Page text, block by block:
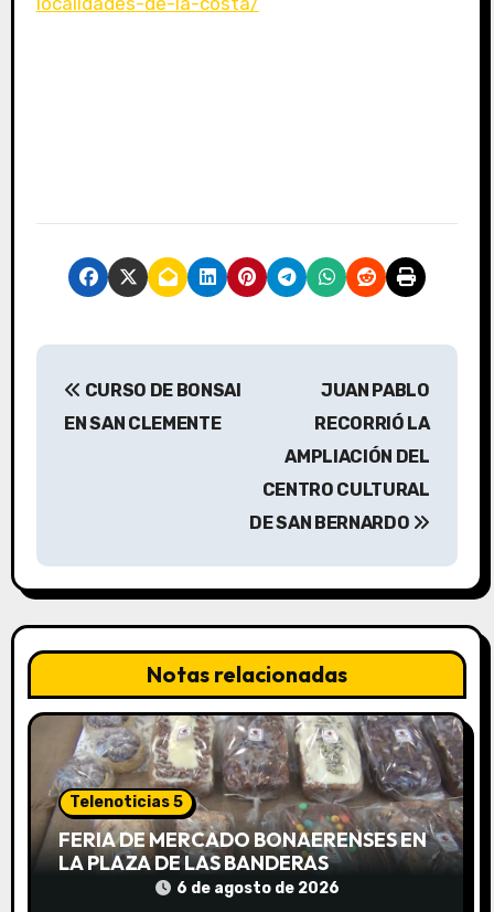
N
a
c
ó
n
d
e
CURSO DE BONSAI
EN SAN CLEMENTE
JUAN PABLO
RECORRIÓ LA
AMPLIACIÓN DEL
CENTRO CULTURAL
DE SAN BERNARDO
Notas relacionadas
Telenoticias 5
FERIA DE MERCADO BONAERENSES EN
LA PLAZA DE LAS BANDERAS
6 de agosto de 2026